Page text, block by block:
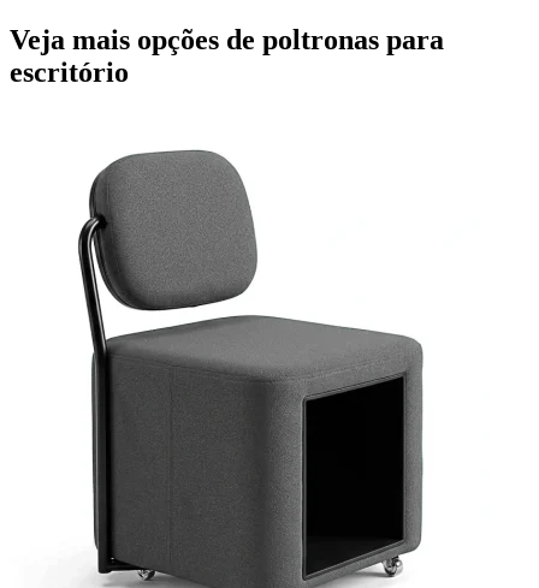
Veja mais opções de poltronas para
escritório